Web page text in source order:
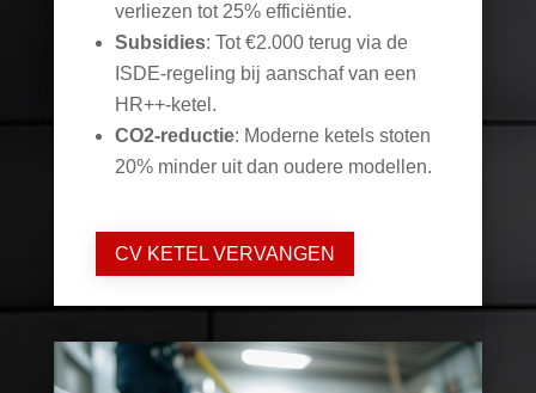
verliezen tot 25% efficiëntie.
Subsidies: Tot €2.000 terug via de
ISDE-regeling bij aanschaf van een
HR++-ketel.
CO2-reductie: Moderne ketels stoten
20% minder uit dan oudere modellen.
CV KETEL VERVANGEN